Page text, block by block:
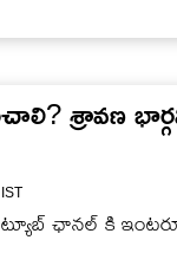
శ్రావణ
ఛానల్ కి